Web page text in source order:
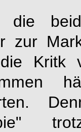
die
zur
Kritk
"